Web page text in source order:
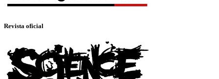
Revista oficial